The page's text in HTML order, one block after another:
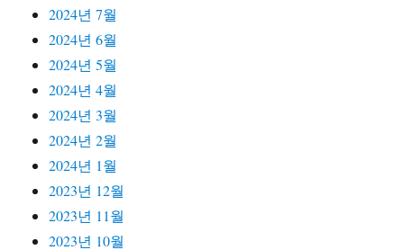
2024년 7월
2024년 6월
2024년 5월
2024년 4월
2024년 3월
2024년 2월
2024년 1월
2023년 12월
2023년 11월
2023년 10월